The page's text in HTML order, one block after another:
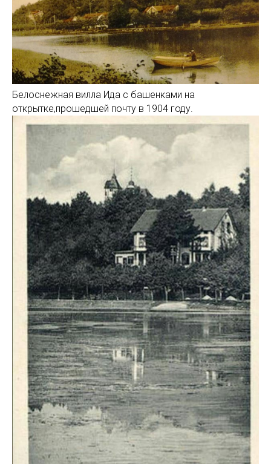
Белоснежная вилла Ида с башенками на
открытке,прошедшей почту в 1904 году.